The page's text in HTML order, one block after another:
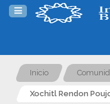
Inicio
Xochitl Rendon